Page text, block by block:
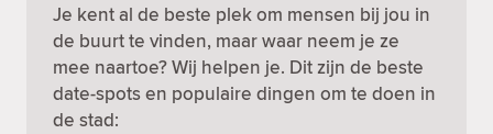
Je kent al de beste plek om mensen bij jou in
de buurt te vinden, maar waar neem je ze
mee naartoe? Wij helpen je. Dit zijn de beste
date-spots en populaire dingen om te doen in
de stad: